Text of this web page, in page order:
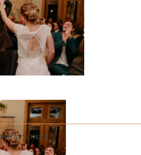
WHAT'S NEXT ?
A PROPOS
PORTFOLIO
INFOS
JOURNAL